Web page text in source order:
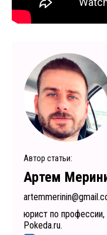
Автор статьи:
Артем
юрист по профессии,
Pokeda.ru.